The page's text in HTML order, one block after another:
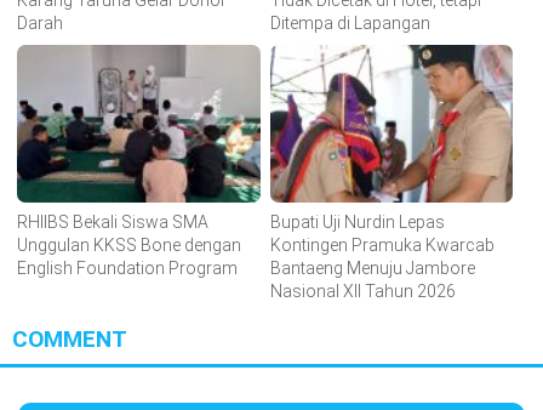
Darah
Ditempa di Lapangan
RHIIBS Bekali Siswa SMA
Unggulan KKSS Bone dengan
English Foundation Program
Bupati Uji Nurdin Lepas
Kontingen Pramuka Kwarcab
Bantaeng Menuju Jambore
Nasional XII Tahun 2026
COMMENT